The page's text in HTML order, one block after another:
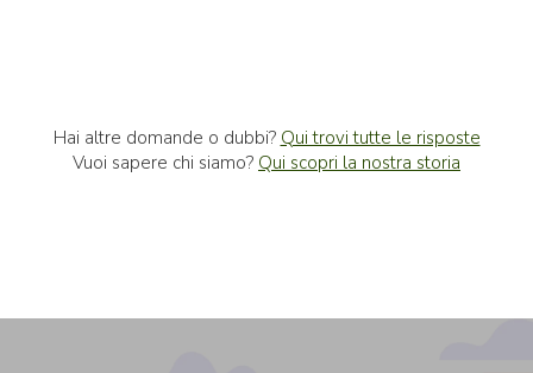
Hai altre domande o dubbi? Qui trovi tutte le risposte
Vuoi sapere chi siamo? Qui scopri la nostra storia